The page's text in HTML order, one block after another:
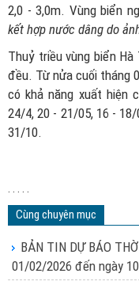
2,0 - 3,0m. Vùng biển
kết hợp nước dâng do
Thuỷ triều vùng biển
đều. Từ nửa cuối tháng
có khả năng xuất hiện
24/4, 20 - 21/05, 16 -
31/10.
. . . . .
Cùng chuyên mục
BẢN TIN DỰ BÁO
01/02/2026 đến ngày